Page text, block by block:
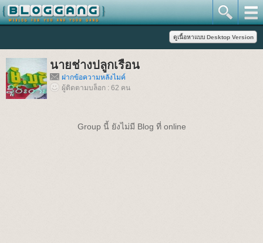
นายช่างปลูกเรือน
ฝากข้อความหลังไมค์
ผู้ติดตามบล็อก : 62 คน
Group นี้ ยังไม่มี Blog ที่ online